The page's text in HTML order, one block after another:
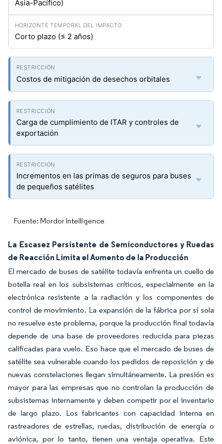
Asia-Pacífico)
Corto plazo (≤ 2 años)
Costos de mitigación de desechos orbitales
Carga de cumplimiento de ITAR y controles de
exportación
Incrementos en las primas de seguros para buses
de pequeños satélites
Fuente: Mordor Intelligence
La Escasez Persistente de Semiconductores y Ruedas
de Reacción Limita el Aumento de la Producción
El mercado de buses de satélite todavía enfrenta un cuello de
botella real en los subsistemas críticos, especialmente en la
electrónica resistente a la radiación y los componentes de
control de movimiento. La expansión de la fábrica por sí sola
no resuelve este problema, porque la producción final todavía
depende de una base de proveedores reducida para piezas
calificadas para vuelo. Eso hace que el mercado de buses de
satélite sea vulnerable cuando los pedidos de reposición y de
nuevas constelaciones llegan simultáneamente. La presión es
mayor para las empresas que no controlan la producción de
subsistemas internamente y deben competir por el inventario
de largo plazo. Los fabricantes con capacidad interna en
rastreadores de estrellas, ruedas, distribución de energía o
aviónica, por lo tanto, tienen una ventaja operativa. Este